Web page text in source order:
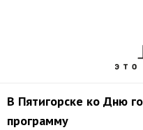
В Пятигорске ко Дню
программу